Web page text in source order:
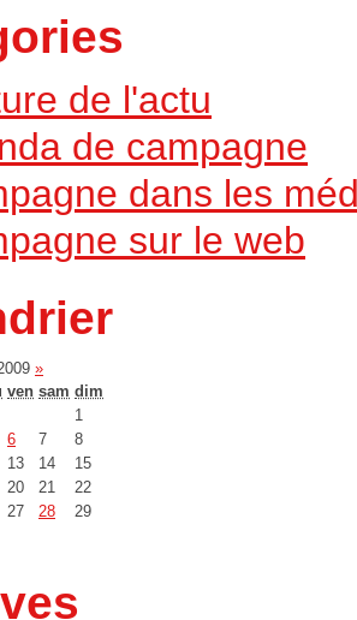
de l'actu
de campagne
dans les
sur le web
»
ven sam dim
1
6 7
8
13 14
15
20 21
22
27 28
29